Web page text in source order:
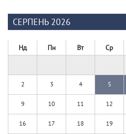
СЕРПЕНЬ 2026
Нд Пн Вт Ср
2 3 4 5
9 10 11 12
16 17 18 19